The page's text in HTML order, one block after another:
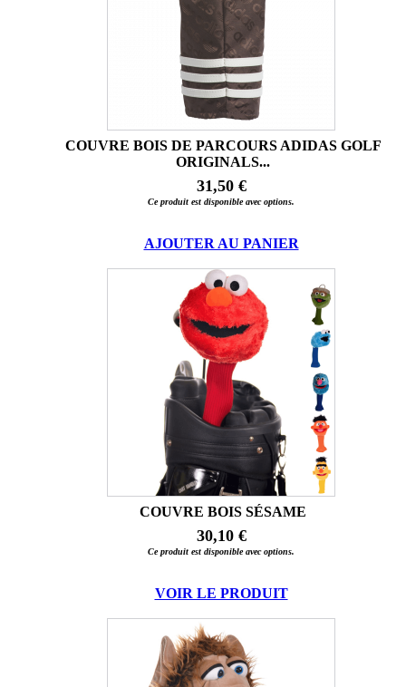
COUVRE BOIS DE PARCOURS ADIDAS GOLF
ORIGINALS...
31,50 €
Ce produit est disponible avec options.
AJOUTER AU PANIER
COUVRE BOIS SÉSAME
30,10 €
Ce produit est disponible avec options.
VOIR LE PRODUIT